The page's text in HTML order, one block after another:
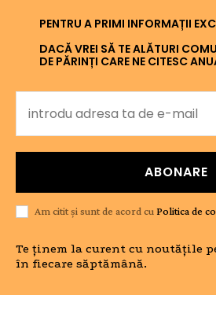
PENTRU A PRIMI INFORMAȚII
DACĂ VREI SĂ TE ALĂTURI
DE PĂRINȚI CARE NE CITESC
ABONARE
Am citit și sunt de acord cuPolitica de
Te ținem la curent cu noutățile
în fiecare săptămână.